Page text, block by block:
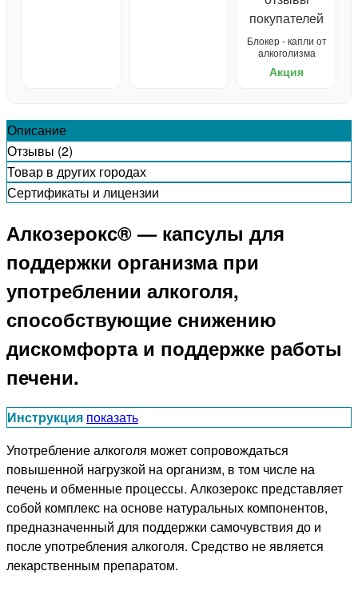
Блокер - капли от
алкоголизма
Акция
Описание
Отзывы (2)
Товар в других городах
Сертификаты и лицензии
Алкозерокс® — капсулы для
поддержки организма при
употреблении алкоголя,
способствующие снижению
дискомфорта и поддержке работы
печени.
Инструкция показать
Употребление алкоголя может сопровождаться
повышенной нагрузкой на организм, в том числе на
печень и обменные процессы. Алкозерокс представляет
собой комплекс на основе натуральных компонентов,
предназначенный для поддержки самочувствия до и
после употребления алкоголя. Средство не является
лекарственным препаратом.